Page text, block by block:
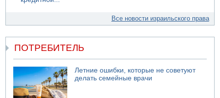
Все новости израильского права
ПОТРЕБИТЕЛЬ
Летние ошибки, которые не советуют
делать семейные врачи